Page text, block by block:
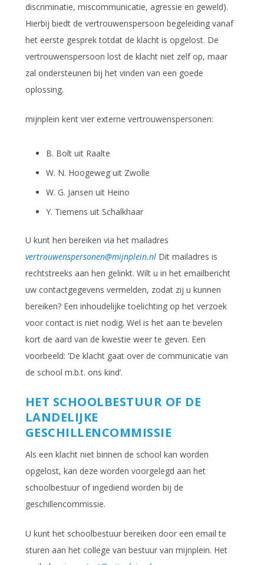
discriminatie, miscommunicatie, agressie en geweld).
Hierbij biedt de vertrouwenspersoon begeleiding vanaf
het eerste gesprek totdat de klacht is opgelost. De
vertrouwenspersoon lost de klacht niet zelf op, maar
zal ondersteunen bij het vinden van een goede
oplossing.
mijnplein kent vier externe vertrouwenspersonen:
B. Bolt uit Raalte
W. N. Hoogeweg uit Zwolle
W. G. Jansen uit Heino
Y. Tiemens uit Schalkhaar
U kunt hen bereiken via het mailadres
vertrouwenspersonen@mijnplein.nlDit mailadres is
rechtstreeks aan hen gelinkt. Wilt u in het emailbericht
uw contactgegevens vermelden, zodat zij u kunnen
bereiken? Een inhoudelijke toelichting op het verzoek
voor contact is niet nodig. Wel is het aan te bevelen
kort de aard van de kwestie weer te geven. Een
voorbeeld: ‘De klacht gaat over de communicatie van
de school m.b.t. ons kind’.
HET SCHOOLBESTUUR OF DE
LANDELIJKE
GESCHILLENCOMMISSIE
Als een klacht niet binnen de school kan worden
opgelost, kan deze worden voorgelegd aan het
schoolbestuur of ingediend worden bij de
geschillencommissie.
U kunt het schoolbestuur bereiken door een email te
sturen aan het college van bestuur van mijnplein. Het